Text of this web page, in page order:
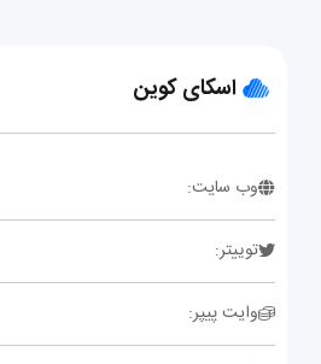
اسکای کوین
وب سایت:
توییتر:
وایت پیپر: